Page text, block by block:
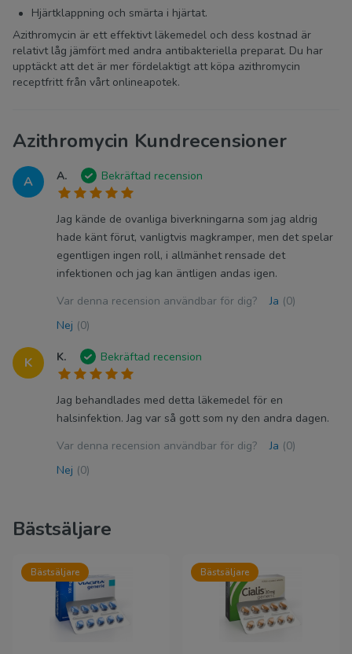
Hjärtklappning och smärta i hjärtat.
Azithromycin är ett effektivt läkemedel och dess kostnad är
relativt låg jämfört med andra antibakteriella preparat. Du har
upptäckt att det är mer fördelaktigt att köpa azithromycin
receptfritt från vårt onlineapotek.
Azithromycin Kundrecensioner
A A. Bekräftad recension
Jag kände de ovanliga biverkningarna som jag aldrig
hade känt förut, vanligtvis magkramper, men det spelar
egentligen ingen roll, i allmänhet rensade det
infektionen och jag kan äntligen andas igen.
Var denna recension användbar för dig?
Ja (0)
Nej (0)
K K. Bekräftad recension
Jag behandlades med detta läkemedel för en
halsinfektion. Jag var så gott som ny den andra dagen.
Var denna recension användbar för dig?
Ja (0)
Nej (0)
Bästsäljare
Bästsäljare Bästsäljare